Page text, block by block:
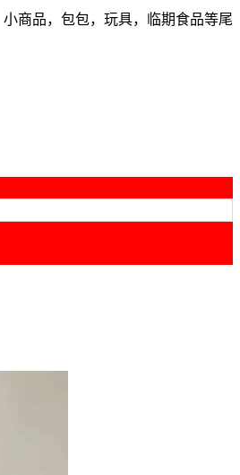
商品，包包，玩具，临期食品等尾